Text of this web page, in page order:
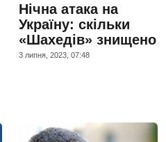
Нічна атака на
Україну: скільки
«Шахедів» знищено
3 липня, 2023, 07:48